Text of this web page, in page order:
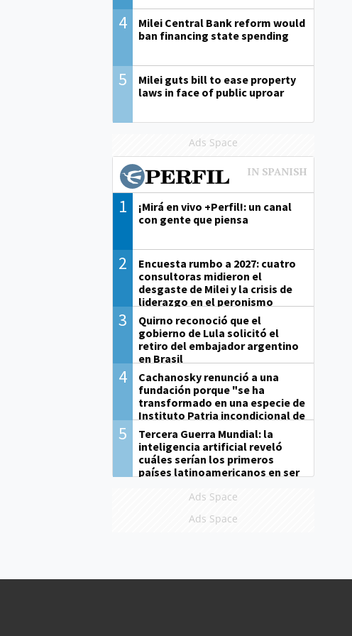
4
Milei Central Bank reform would
ban financing state spending
5
Milei guts bill to ease property
laws in face of public uproar
Ads Space
1
¡Mirá en vivo +Perfil!: un canal
con gente que piensa
2
Encuesta rumbo a 2027: cuatro
consultoras midieron el
desgaste de Milei y la crisis de
liderazgo en el peronismo
3
Quirno reconoció que el
gobierno de Lula solicitó el
retiro del embajador argentino
en Brasil
4
Cachanosky renunció a una
fundación porque "se ha
transformado en una especie de
Instituto Patria incondicional de
la gestión de Milei"
5
Tercera Guerra Mundial: la
inteligencia artificial reveló
cuáles serían los primeros
países latinoamericanos en ser
Ads Space
Ads Space